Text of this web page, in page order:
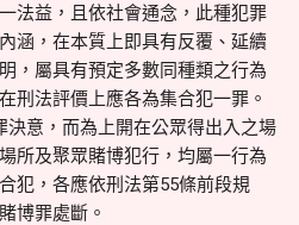
法益，且依社會通念，此種犯罪
涵，在本質上即具有反覆、延續
，屬具有預定多數同種類之行為
刑法評價上應各為集合犯一罪。
意，而為上開在公眾得出入之場
所及聚眾賭博犯行，均屬一行為
犯，各應依刑法第55條前段規
博罪處斷。